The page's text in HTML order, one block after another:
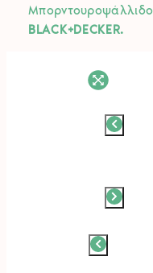
Μπορντουροψάλλιδο
BLACK+DECKER.